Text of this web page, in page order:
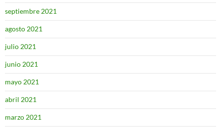
septiembre 2021
agosto 2021
julio 2021
junio 2021
mayo 2021
abril 2021
marzo 2021